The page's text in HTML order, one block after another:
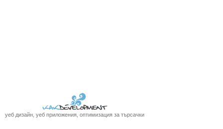
уеб дизайн, уеб приложения, оптимизация за търсачки